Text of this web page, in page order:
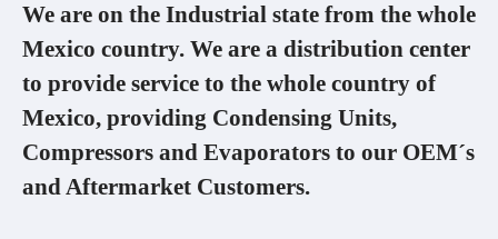
We are on the Industrial state from the whole
Mexico country. We are a distribution center
to provide service to the whole country of
Mexico, providing Condensing Units,
Compressors and Evaporators to our OEM´s
and Aftermarket Customers.